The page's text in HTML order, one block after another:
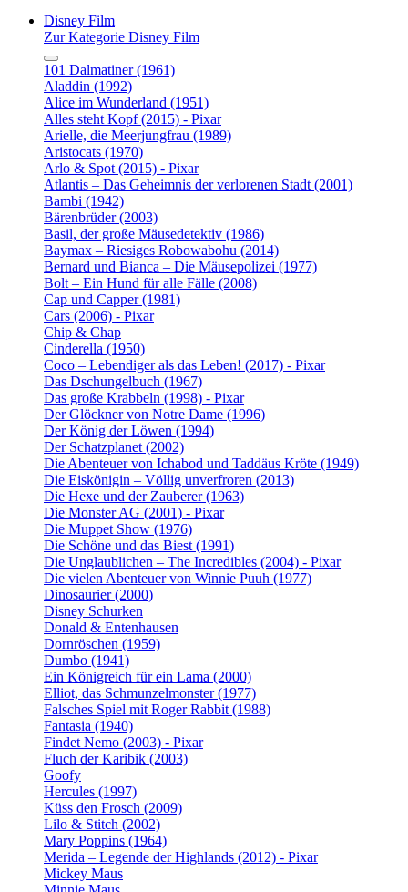
Disney Film
Zur Kategorie Disney Film
101 Dalmatiner (1961)
Aladdin (1992)
Alice im Wunderland (1951)
Alles steht Kopf (2015) - Pixar
Arielle, die Meerjungfrau (1989)
Aristocats (1970)
Arlo & Spot (2015) - Pixar
Atlantis – Das Geheimnis der verlorenen Stadt (2001)
Bambi (1942)
Bärenbrüder (2003)
Basil, der große Mäusedetektiv (1986)
Baymax – Riesiges Robowabohu (2014)
Bernard und Bianca – Die Mäusepolizei (1977)
Bolt – Ein Hund für alle Fälle (2008)
Cap und Capper (1981)
Cars (2006) - Pixar
Chip & Chap
Cinderella (1950)
Coco – Lebendiger als das Leben! (2017) - Pixar
Das Dschungelbuch (1967)
Das große Krabbeln (1998) - Pixar
Der Glöckner von Notre Dame (1996)
Der König der Löwen (1994)
Der Schatzplanet (2002)
Die Abenteuer von Ichabod und Taddäus Kröte (1949)
Die Eiskönigin – Völlig unverfroren (2013)
Die Hexe und der Zauberer (1963)
Die Monster AG (2001) - Pixar
Die Muppet Show (1976)
Die Schöne und das Biest (1991)
Die Unglaublichen – The Incredibles (2004) - Pixar
Die vielen Abenteuer von Winnie Puuh (1977)
Dinosaurier (2000)
Disney Schurken
Donald & Entenhausen
Dornröschen (1959)
Dumbo (1941)
Ein Königreich für ein Lama (2000)
Elliot, das Schmunzelmonster (1977)
Falsches Spiel mit Roger Rabbit (1988)
Fantasia (1940)
Findet Nemo (2003) - Pixar
Fluch der Karibik (2003)
Goofy
Hercules (1997)
Küss den Frosch (2009)
Lilo & Stitch (2002)
Mary Poppins (1964)
Merida – Legende der Highlands (2012) - Pixar
Mickey Maus